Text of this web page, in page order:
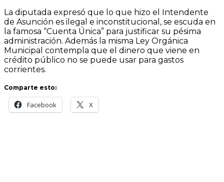
La diputada expresó que lo que hizo el Intendente
de Asunción es ilegal e inconstitucional, se escuda en
la famosa “Cuenta Única” para justificar su pésima
administración. Además la misma Ley Orgánica
Municipal contempla que el dinero que viene en
crédito público no se puede usar para gastos
corrientes.
Comparte esto:
Facebook X